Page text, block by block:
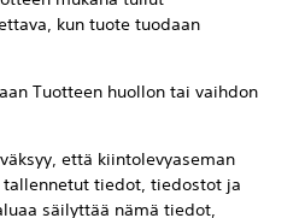
kun tuote tuodaan
Tuotteen huollon tai vaihdon
että kiintolevyaseman
tiedot, tiedostot ja
säilyttää nämä tiedot,